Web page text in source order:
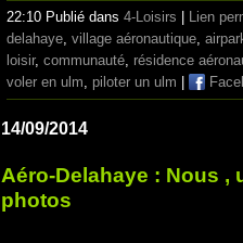
22:10 Publié dans 4-Loisirs
Lien
delahaye, village aéronautique,
loisir, communauté, résidence
voler en ulm, piloter un ulm
14/09/2014
Aéro-Delahaye : Nous ,
photos